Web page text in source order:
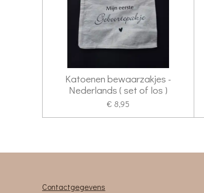
Katoenen bewaarzakjes -
Nederlands ( set of los )
€ 8,95
Contactgegevens